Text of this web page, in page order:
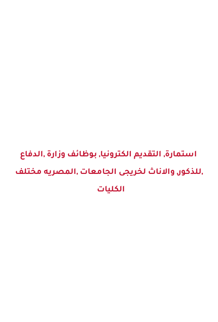
استمارة, التقديم الكترونيا, بوظائف وزارة ,الدفاع
,للذكور, والاناث لخريجى الجامعات ,المصريه مختلف
الكليات